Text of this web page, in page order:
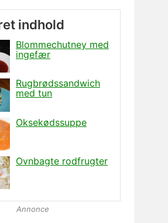
Annonce